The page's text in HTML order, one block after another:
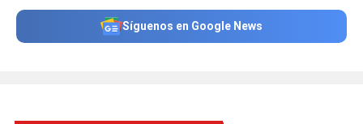
Síguenos en Google News